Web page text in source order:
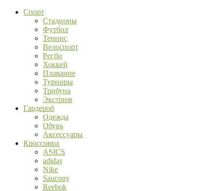
Спорт
Стадионы
Футбол
Теннис
Велоспорт
Регби
Хоккей
Плавание
Турниры
Трибуна
Экстрим
Гардероб
Одежда
Обувь
Аксессуары
Кроссовки
ASICS
adidas
Nike
Saucony
Reebok